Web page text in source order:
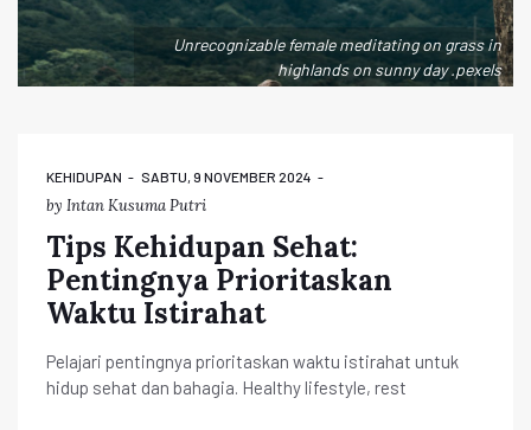
Unrecognizable female meditating on grass in
highlands on sunny day .pexels
KEHIDUPAN SABTU, 9 NOVEMBER 2024
by Intan Kusuma Putri
Tips Kehidupan Sehat:
Pentingnya Prioritaskan
Waktu Istirahat
Pelajari pentingnya prioritaskan waktu istirahat untuk
hidup sehat dan bahagia. Healthy lifestyle, rest